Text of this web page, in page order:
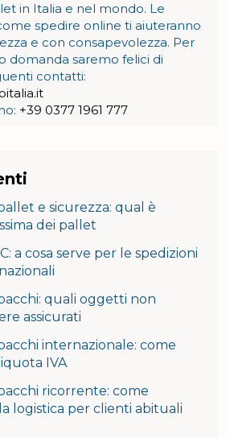
in Italia e nel mondo. Le
spedire online ti aiuteranno
e con consapevolezza. Per
domanda saremo felici di
contatti:
+39 0377 1961 777
e sicurezza: qual è
dei pallet
a cosa serve per le spedizioni
quali oggetti non
assicurati
internazionale: come
IVA
ricorrente: come
logistica per clienti abituali